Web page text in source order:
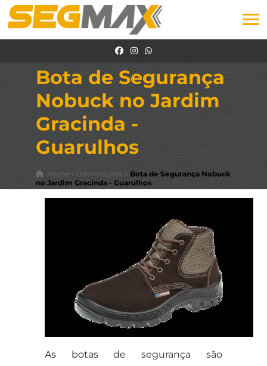
Bota de Segurança
Nobuck no Jardim
Gracinda -
Guarulhos
Home» Informações » Bota de Segurança Nobuck
no Jardim Gracinda - Guarulhos
As botas de segurança são